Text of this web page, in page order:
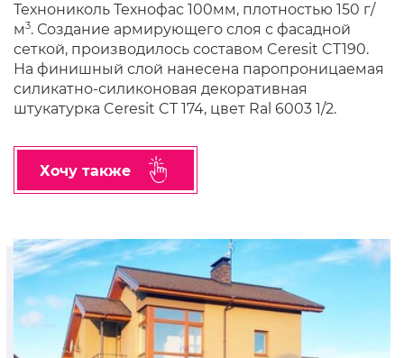
Технониколь Технофас 100мм, плотностью 150 г/
м3. Создание армирующего слоя с фасадной
сеткой, производилось составом Ceresit CT190.
На финишный слой нанесена паропроницаемая
силикатно-силиконовая декоративная
штукатурка Ceresit CT 174, цвет Ral 6003 1/2.
Хочу также